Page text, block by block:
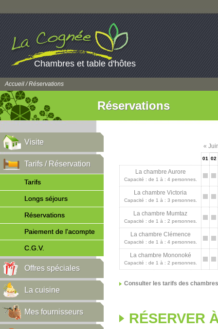
Chambres et table d'hôtes
Accueil/ Réservations
Réservations
Visite
Tarifs / Réservation
Tarifs
Longs séjours
Réservations
Paiement de l'acompte
C.G.V.
Offres spéciales
La cuisine
Mes fournisseurs
«
01 02
La chambre Aurore
Capacité : de 1 à : 4 personnes.
La chambre Victoria
Capacité : de 1 à : 3 personnes.
La chambre Mumtaz
Capacité : de 1 à : 2 personnes.
La chambre Clémence
Capacité : de 1 à : 4 personnes.
La chambre Mononoké
Capacité : de 1 à : 2 personnes.
Consulter les tarifs des chambres
RÉSERVER